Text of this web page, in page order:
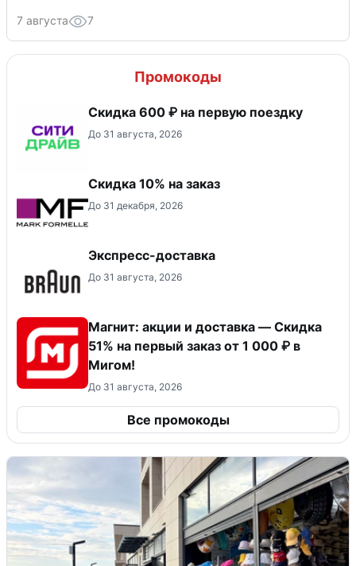
7 августа 7
Промокоды
Скидка 600 ₽ на первую поездку
До 31 августа, 2026
Скидка 10% на заказ
До 31 декабря, 2026
Экспресс-доставка
До 31 августа, 2026
Магнит: акции и доставка — Скидка
51% на первый заказ от 1 000 ₽ в
Мигом!
До 31 августа, 2026
Все промокоды